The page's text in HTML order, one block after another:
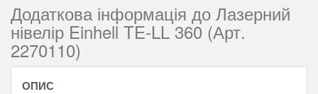
Додаткова інформація до Лазерний
нівелір Einhell TE-LL 360 (Арт.
2270110)
ОПИС